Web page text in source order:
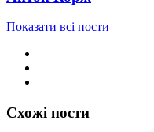
Показати всі пости
Схожі пости